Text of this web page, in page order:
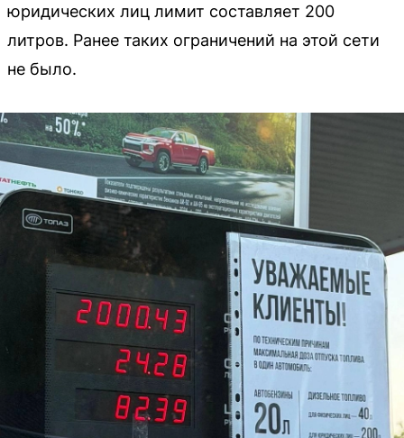
юридических лиц лимит составляет 200
литров. Ранее таких ограничений на этой сети
не было.